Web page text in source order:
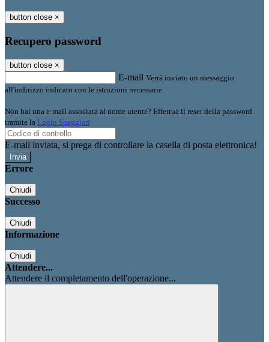
button close ×
Recupero password
button close ×
E-mail Verrà inviato un messaggio
all'indirizzo indicato con le istruzioni necessarie.
Non hai una e-mail associata al nome utente? Effettua il reset della password
tramite la Login Spaggiari
E-mail inviata, si prega di controllare la casella di posta elettronica!
Errore
Chiudi
Successo
Chiudi
Informazione
Chiudi
Attendere...
Attendere il completamento dell'operazione...